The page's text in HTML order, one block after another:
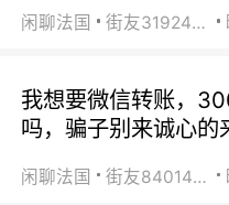
闲聊法国 街友31924072
我想要微信转账，
吗，骗子别来诚心的
闲聊法国 街友84014588